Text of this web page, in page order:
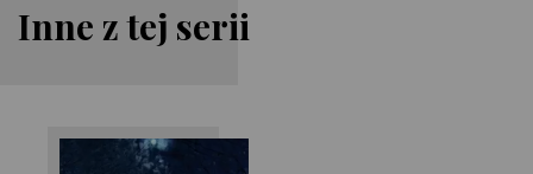
Inne z tej serii